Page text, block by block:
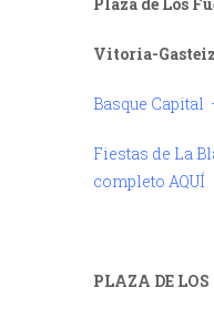
Vitoria-
Basque Capital
Fiestas de La
completo AQUÍ
PLAZA DE